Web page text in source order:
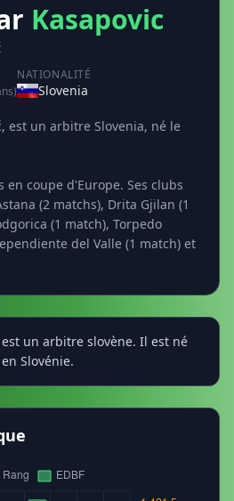
Kasapovic
NATIONALITÉ
Slovenia
est un arbitre Slovenia, né le
coupe d'Europe. Ses clubs
(2 matchs), Drita Gjilan (1
(1 match), Torpedo
del Valle (1 match) et
un arbitre slovène. Il est né
Slovénie.